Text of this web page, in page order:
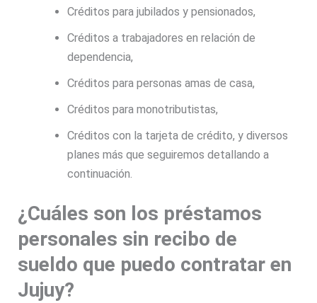
Créditos para jubilados y pensionados,
Créditos a trabajadores en relación de
dependencia,
Créditos para personas amas de casa,
Créditos para monotributistas,
Créditos con la tarjeta de crédito, y diversos
planes más que seguiremos detallando a
continuación.
¿Cuáles son los préstamos
personales sin recibo de
sueldo que puedo contratar en
Jujuy?